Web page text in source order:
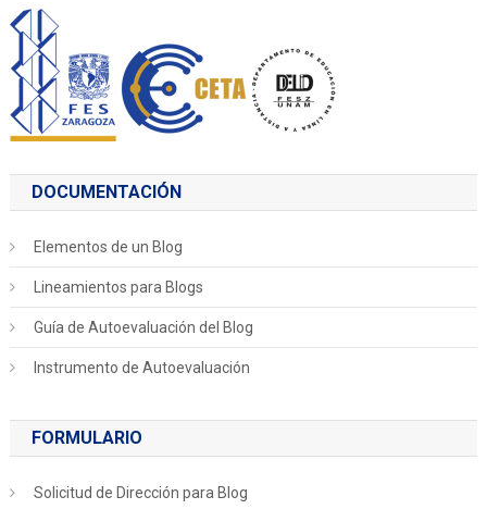
DOCUMENTACIÓN
Elementos de un Blog
Lineamientos para Blogs
Guía de Autoevaluación del Blog
Instrumento de Autoevaluación
FORMULARIO
Solicitud de Dirección para Blog